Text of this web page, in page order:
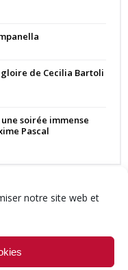
notre site web et
gloire de Cecilia Bartoli
soirée immense
Pascal